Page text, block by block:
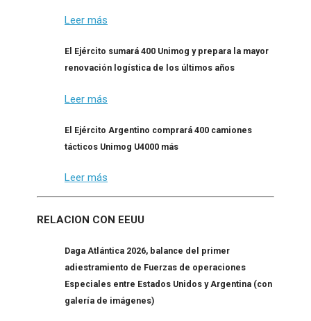
Leer más
El Ejército sumará 400 Unimog y prepara la mayor
renovación logística de los últimos años
Leer más
El Ejército Argentino comprará 400 camiones
tácticos Unimog U4000 más
Leer más
RELACION CON EEUU
Daga Atlántica 2026, balance del primer
adiestramiento de Fuerzas de operaciones
Especiales entre Estados Unidos y Argentina (con
galería de imágenes)